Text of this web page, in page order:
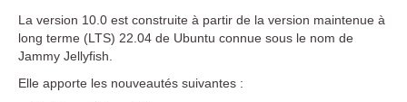
Questions fréquentes
Notice d'utilisation
Quelle est mon adresse IP ?
Contacter le support technique
La version 10.0 est construite à partir de la version maintenue à
long terme (LTS) 22.04 de Ubuntu connue sous le nom de
Jammy Jellyfish.
Elle apporte les nouveautés suivantes :